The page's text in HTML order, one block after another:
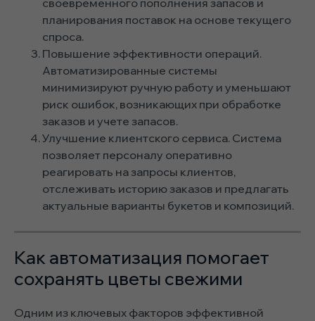
своевременного пополнения запасов и
планирования поставок на основе текущего
спроса.
Повышение эффективности операций.
Автоматизированные системы
минимизируют ручную работу и уменьшают
риск ошибок, возникающих при обработке
заказов и учете запасов.
Улучшение клиентского сервиса. Система
позволяет персоналу оперативно
реагировать на запросы клиентов,
отслеживать историю заказов и предлагать
актуальные варианты букетов и композиций.
Как автоматизация помогает
сохранять цветы свежими
Одним из ключевых факторов эффективной